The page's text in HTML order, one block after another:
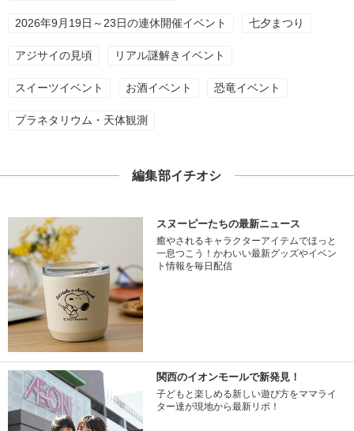
2026年9月19日～23日の連休開催イベント 七夕まつり
アジサイの見頃 リアル謎解きイベント
スイーツイベント お酒イベント 恐竜イベント
プラネタリウム・天体観測
編集部イチオシ
スヌーピーたちの最新ニュース
癒やされるキャラクターアイテムでほっと
一息つこう！かわいい最新グッズやイベン
ト情報を毎日配信
関西のイオンモールで新発見！
子どもと楽しめる新しい遊び方をママライ
ター達が現地から最新リポ！